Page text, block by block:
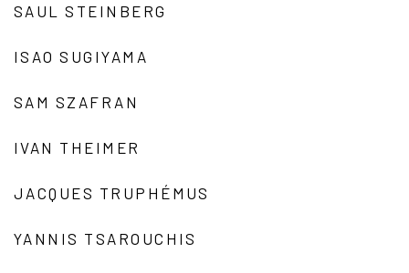
SAUL STEINBERG
ISAO SUGIYAMA
SAM SZAFRAN
IVAN THEIMER
JACQUES TRUPHÉMUS
YANNIS TSAROUCHIS